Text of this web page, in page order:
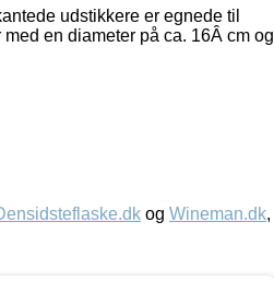
udstikkere er egnede til
en diameter på ca. 16Â cm og
og Wineman.dk,